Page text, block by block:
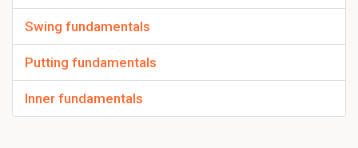
Swing fundamentals
Putting fundamentals
Inner fundamentals